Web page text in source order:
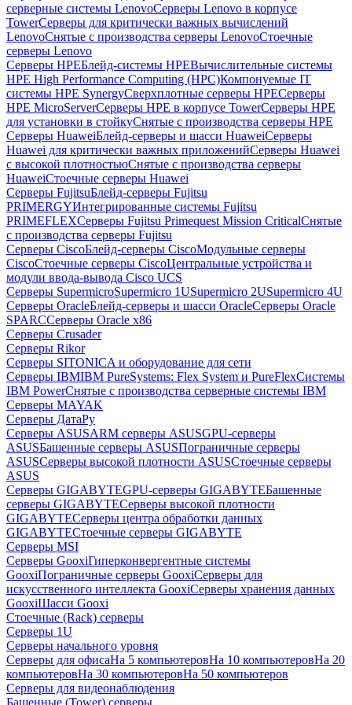
серверные системы LenovoСерверы Lenovo в корпусе
TowerСерверы для критически важных вычислений
LenovoСнятые с производства серверы LenovoСтоечные
серверы Lenovo
Серверы HPEБлейд-системы HPEВычислительные системы
HPE High Performance Computing (HPC)Компонуемые IT
системы HPE SynergyСверхплотные серверы HPEСерверы
HPE MicroServerСерверы HPE в корпусе TowerСерверы HPE
для установки в стойкуСнятые с производства серверы HPE
Серверы HuaweiБлейд-серверы и шасси HuaweiСерверы
Huawei для критически важных приложенийСерверы Huawei
с высокой плотностьюСнятые с производства серверы
HuaweiСтоечные серверы Huawei
Серверы FujitsuБлейд-серверы Fujitsu
PRIMERGYИнтегрированные системы Fujitsu
PRIMEFLEXСерверы Fujitsu Primequest Mission CriticalСнятые
с производства серверы Fujitsu
Серверы CiscoБлейд-серверы CiscoМодульные серверы
CiscoСтоечные серверы CiscoЦентральные устройства и
модули ввода-вывода Cisco UCS
Серверы SupermicroSupermicro 1USupermicro 2USupermicro 4U
Серверы OracleБлейд-серверы и шасси OracleСерверы Oracle
SPARCСерверы Oracle x86
Серверы Crusader
Серверы Rikor
Серверы SITONICA и оборудование для сети
Серверы IBMIBM PureSystems: Flex System и PureFlexСистемы
IBM PowerСнятые с производства серверные системы IBM
Серверы MAYAK
Серверы ДатаРу
Серверы ASUSARM серверы ASUSGPU-серверы
ASUSБашенные серверы ASUSПограничные серверы
ASUSСерверы высокой плотности ASUSСтоечные серверы
ASUS
Серверы GIGABYTEGPU-серверы GIGABYTEБашенные
серверы GIGABYTEСерверы высокой плотности
GIGABYTEСерверы центра обработки данных
GIGABYTEСтоечные серверы GIGABYTE
Серверы MSI
Серверы GooxiГиперконвергентные системы
GooxiПограничные серверы GooxiСерверы для
искусственного интеллекта GooxiСерверы хранения данных
GooxiШасси Gooxi
Стоечные (Rack) серверы
Серверы 1U
Серверы начального уровня
Серверы для офисаНа 5 компьютеровНа 10 компьютеровНа 20
компьютеровНа 30 компьютеровНа 50 компьютеров
Серверы для видеонаблюдения
Башенные (Tower) серверы